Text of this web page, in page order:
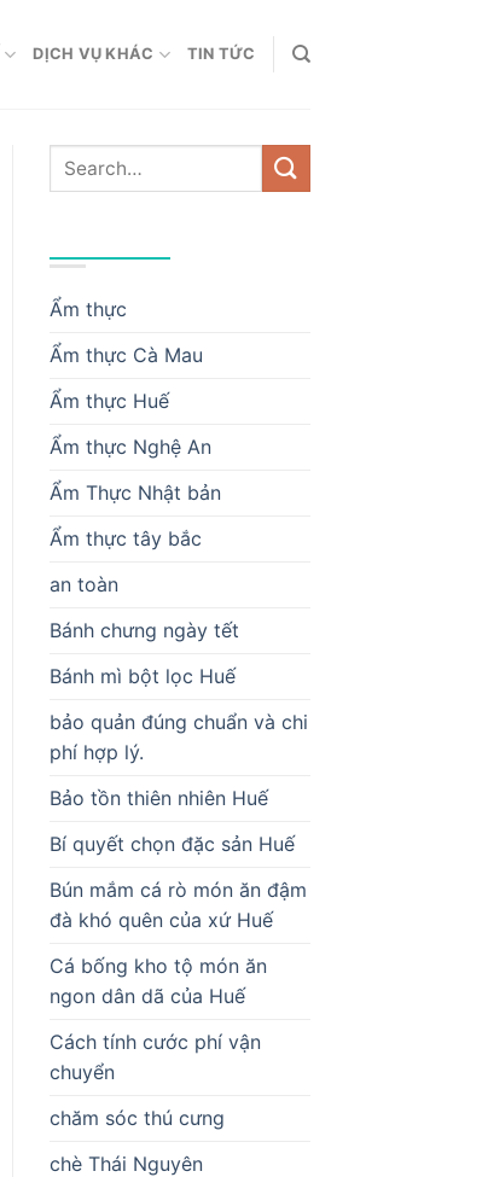
DỊCH VỤ KHÁC TIN TỨC
Ẩm thực
Ẩm thực Cà Mau
Ẩm thực Huế
Ẩm thực Nghệ An
Ẩm Thực Nhật bản
Ẩm thực tây bắc
an toàn
Bánh chưng ngày tết
Bánh mì bột lọc Huế
bảo quản đúng chuẩn và chi
phí hợp lý.
Bảo tồn thiên nhiên Huế
Bí quyết chọn đặc sản Huế
Bún mắm cá rò món ăn đậm
đà khó quên của xứ Huế
Cá bống kho tộ món ăn
ngon dân dã của Huế
Cách tính cước phí vận
chuyển
chăm sóc thú cưng
chè Thái Nguyên